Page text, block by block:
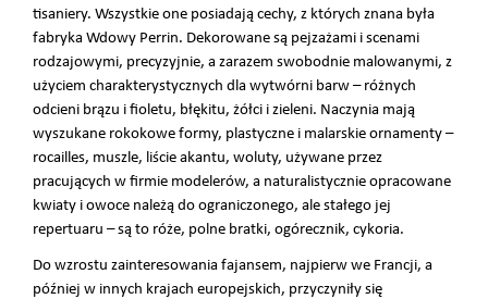
tisaniery. Wszystkie one posiadają cechy, z których znana była
fabryka Wdowy Perrin. Dekorowane są pejzażami i scenami
rodzajowymi, precyzyjnie, a zarazem swobodnie malowanymi, z
użyciem charakterystycznych dla wytwórni barw – różnych
odcieni brązu i fioletu, błękitu, żółci i zieleni. Naczynia mają
wyszukane rokokowe formy, plastyczne i malarskie ornamenty –
rocailles, muszle, liście akantu, woluty, używane przez
pracujących w firmie modelerów, a naturalistycznie opracowane
kwiaty i owoce należą do ograniczonego, ale stałego jej
repertuaru – są to róże, polne bratki, ogórecznik, cykoria.
Do wzrostu zainteresowania fajansem, najpierw we Francji, a
później w innych krajach europejskich, przyczyniły się